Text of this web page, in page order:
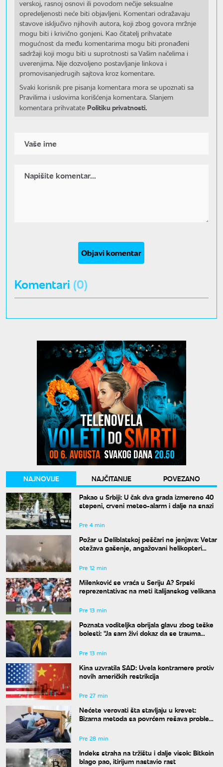
verskoj, rasnoj osnovi ili povodom nečije seksualne
opredeljenosti neće biti objavljeni. Komentari odražavaju
stavove isključivo njihovih autora, koji zbog govora mržnje
mogu biti i krivično gonjeni. Kao čitatelj prihvatate
mogućnost da među komentarima mogu biti pronađeni
sadržaji koji mogu biti u suprotnosti sa Vašim načelima i
uverenjima. Nije dozvoljeno postavljanje linkova i
promovisanjedrugih sajtova kroz komentare.
Svaki korisnik pre pisanja komentara mora se upoznati sa
Pravilima i uslovima korišćenja komentara. Slanjem
komentara prihvatate Politiku privatnosti.
Objavi komentar
Komentari (0)
NAJNOVIJE NAJČITANIJE
POVEZANO
Pakao u Srbiji: U čak dva grada izmereno 40
stepeni, crveni meteo-alarm i dalje na snazi
Pre 4 min
Požar u Deliblatskoj peščari ne jenjava: Vetar
otežava gašenje, angažovani helikopteri
Pre 12 min
Milenković se vraća u Seriju A? Srpski
reprezentativac na meti italijanskog velikana
Pre 13 min
Poznata voditeljka obrijala glavu zbog teške
bolesti: "Ja sam živi dokaz da se trauma
Pre 13 min
Kina uzvratila SAD: Uvela kontramere protiv
novih američkih restrikcija
Pre 27 min
Nećete verovati šta stavljaju u krevet:
Bizarna metoda sa povrćem rešava problem
Pre 28 min
Indeks straha na tržištu i dalje visok: Bitkoin
blago pao, itirijum nastavio rast